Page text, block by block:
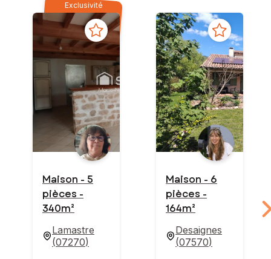
Exclusivité
Maison - 5
pièces -
340m²
Lamastre
(07270)
Maison - 6
pièces -
164m²
Desaignes
(07570)